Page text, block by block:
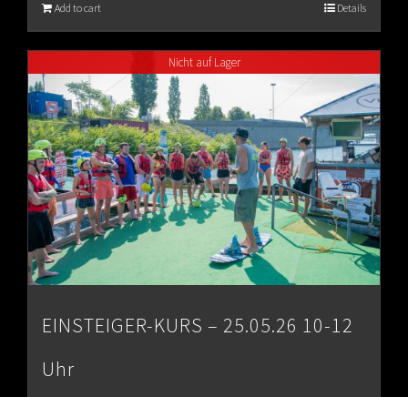
Add to cart Details
Nicht auf Lager
EINSTEIGER-KURS – 25.05.26 10-12
Uhr